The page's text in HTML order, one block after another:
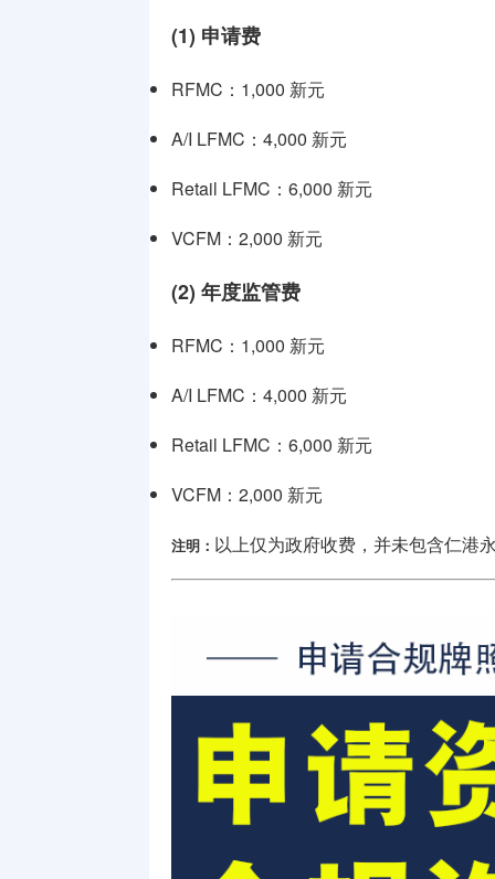
(1) 申请费
RFMC：1,000 新元
A/I LFMC：4,000 新元
Retail LFMC：6,000 新元
VCFM：2,000 新元
(2) 年度监管费
RFMC：1,000 新元
A/I LFMC：4,000 新元
Retail LFMC：6,000 新元
VCFM：2,000 新元
注明： 以上仅为政府收费，并未包含仁港